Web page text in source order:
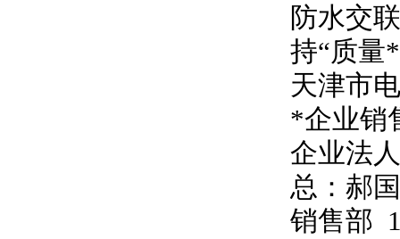
防水交
持“质量
天津市
*企业销
企业法
总：郝
销售部